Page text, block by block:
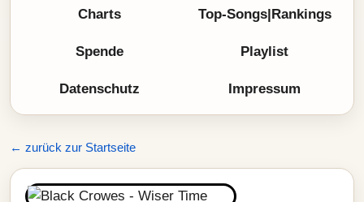
Charts Top-Songs|Rankings
Spende Playlist
Datenschutz Impressum
← zurück zur Startseite